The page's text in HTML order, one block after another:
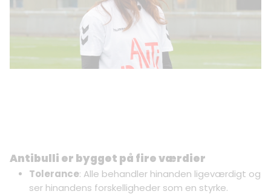
Antibulli er bygget på fire værdier
Tolerance: Alle behandler hinanden ligeværdigt og
ser hinandens forskelligheder som en styrke.